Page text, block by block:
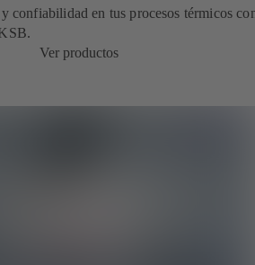
confiabilidad en tus procesos térmicos
Ver productos